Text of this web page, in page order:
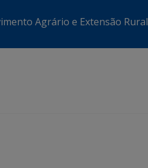
Agrário e Extensão Rural